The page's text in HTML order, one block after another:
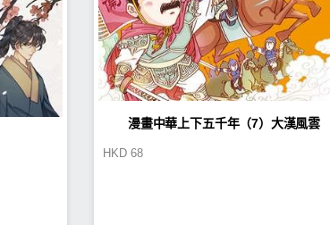
漫畫中華上下五千年（7）大漢風雲
HKD 68